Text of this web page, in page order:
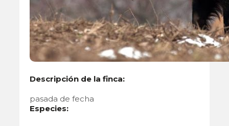
Descripción de la finca:
pasada de fecha
Especies: